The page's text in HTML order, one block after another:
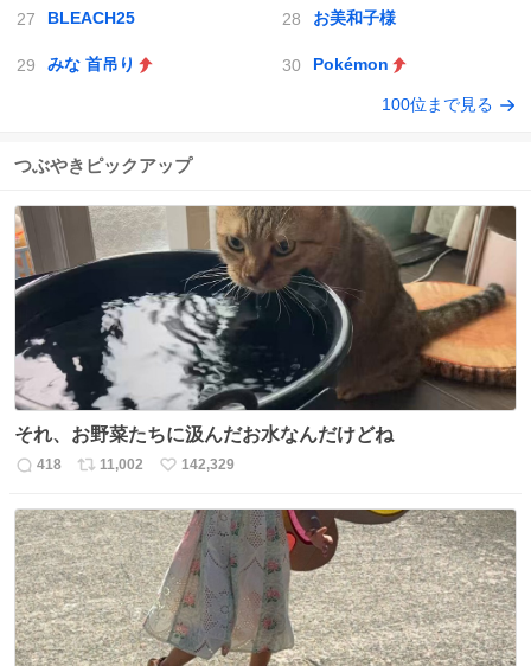
BLEACH25 お美和子様
みな 首吊り Pokémon
100位まで見る
つぶやきピックアップ
それ、お野菜たちに汲んだお水なんだけどね
返
数
418
リ
ス
ト
数
11,002
い
ね
数
142,329